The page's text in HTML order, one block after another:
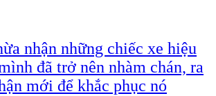
nhận những chiếc xe hiệu
đã trở nên nhàm chán, ra
mới để khắc phục nó